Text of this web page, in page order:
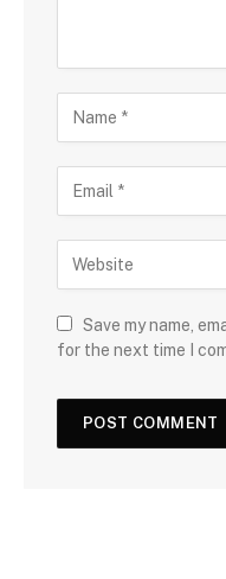
Save my name,
for the next time I